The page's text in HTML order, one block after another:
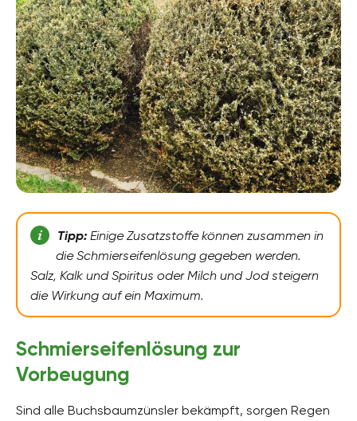
Tipp: Einige Zusatzstoffe können zusammen in
die Schmierseifenlösung gegeben werden.
Salz, Kalk und Spiritus oder Milch und Jod steigern
die Wirkung auf ein Maximum.
Schmierseifenlösung zur
Vorbeugung
Sind alle Buchsbaumzünsler bekämpft, sorgen Regen